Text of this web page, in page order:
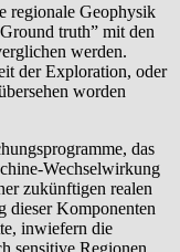
regionale Geophysik
truth” mit den
werden.
der Exploration, oder
worden
das
Wechselwirkung
zukünftigen realen
dieser Komponenten
inwiefern die
sensitive Regionen